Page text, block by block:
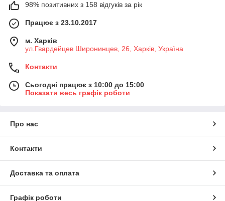
98% позитивних з 158 відгуків за рік
Працює з 23.10.2017
м. Харків
ул.Гвардейцев Широнинцев, 26, Харків, Україна
Контакти
Сьогодні працює з 10:00 до 15:00
Показати весь графік роботи
Про нас
Контакти
Доставка та оплата
Графік роботи